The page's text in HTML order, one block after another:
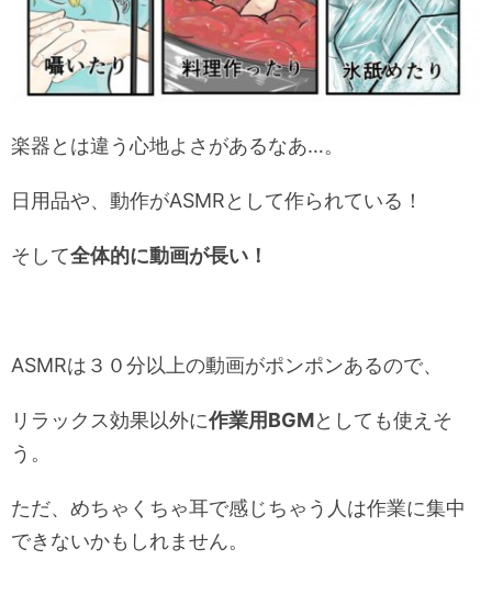
楽器とは違う心地よさがあるなあ…。
日用品や、動作がASMRとして作られている！
そして全体的に動画が長い！
ASMRは３０分以上の動画がポンポンあるので、
リラックス効果以外に作業用BGMとしても使えそ
う。
ただ、めちゃくちゃ耳で感じちゃう人は作業に集中
できないかもしれません。